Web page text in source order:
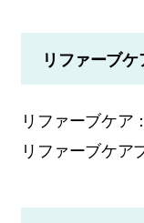
リファーブ
リファーブケア
リファーブケア